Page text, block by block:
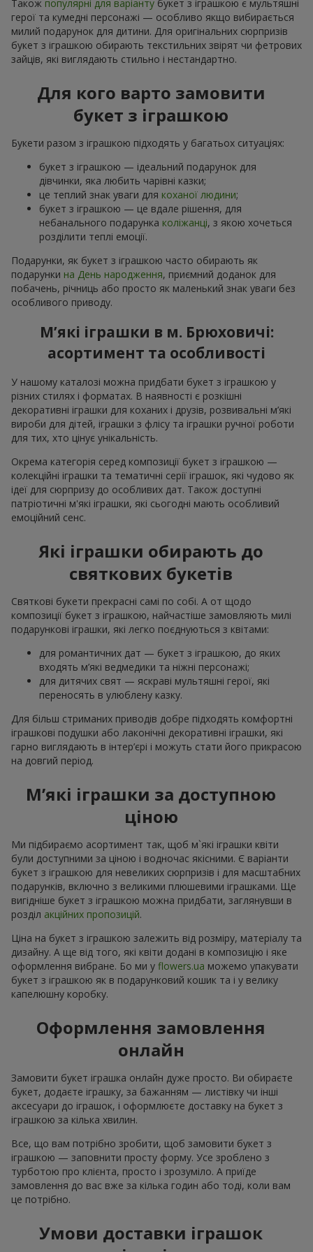
Також популярні для варіанту букет з іграшкою є мультяшні
герої та кумедні персонажі — особливо якщо вибирається
милий подарунок для дитини. Для оригінальних сюрпризів
букет з іграшкою обирають текстильних звірят чи фетрових
зайців, які виглядають стильно і нестандартно.
Для кого варто замовити
букет з іграшкою
Букети разом з іграшкою підходять у багатьох ситуаціях:
букет з іграшкою — ідеальний подарунок для
дівчинки, яка любить чарівні казки;
це теплий знак уваги для коханої людини;
букет з іграшкою — це вдале рішення, для
небанального подарунка коліжанці, з якою хочеться
розділити теплі емоції.
Подарунки, як букет з іграшкою часто обирають як
подарунки на День народження, приємний доданок для
побачень, річниць або просто як маленький знак уваги без
особливого приводу.
М’які іграшки в м. Брюховичі:
асортимент та особливості
У нашому каталозі можна придбати букет з іграшкою у
різних стилях і форматах. В наявності є розкішні
декоративні іграшки для коханих і друзів, розвивальні м’які
вироби для дітей, іграшки з флісу та іграшки ручної роботи
для тих, хто цінує унікальність.
Окрема категорія серед композиції букет з іграшкою —
колекційні іграшки та тематичні серії іграшок, які чудово як
ідеї для сюрпризу до особливих дат. Також доступні
патріотичні м'які іграшки, які сьогодні мають особливий
емоційний сенс.
Які іграшки обирають до
святкових букетів
Святкові букети прекрасні самі по собі. А от щодо
композиції букет з іграшкою, найчастіше замовляють милі
подарункові іграшки, які легко поєднуються з квітами:
для романтичних дат — букет з іграшкою, до яких
входять м’які ведмедики та ніжні персонажі;
для дитячих свят — яскраві мультяшні герої, які
переносять в улюблену казку.
Для більш стриманих приводів добре підходять комфортні
іграшкові подушки або лаконічні декоративні іграшки, які
гарно виглядають в інтер’єрі і можуть стати його прикрасою
на довгий період.
М’які іграшки за доступною
ціною
Ми підбираємо асортимент так, щоб м`які іграшки квіти
були доступними за ціною і водночас якісними. Є варіанти
букет з іграшкою для невеликих сюрпризів і для масштабних
подарунків, включно з великими плюшевими іграшками. Ще
вигідніше букет з іграшкою можна придбати, заглянувши в
розділ акційних пропозицій.
Ціна на букет з іграшкою залежить від розміру, матеріалу та
дизайну. А ще від того, які квіти додані в композицію і яке
оформлення вибране. Бо ми у flowers.ua можемо упакувати
букет з іграшкою як в подарунковий кошик та і у велику
капелюшну коробку.
Оформлення замовлення
онлайн
Замовити букет іграшка онлайн дуже просто. Ви обираєте
букет, додаєте іграшку, за бажанням — листівку чи інші
аксесуари до іграшок, і оформлюєте доставку на букет з
іграшкою за кілька хвилин.
Все, що вам потрібно зробити, щоб замовити букет з
іграшкою — заповнити просту форму. Усе зроблено з
турботою про клієнта, просто і зрозуміло. А приїде
замовлення до вас вже за кілька годин або тоді, коли вам
це потрібно.
Умови доставки іграшок